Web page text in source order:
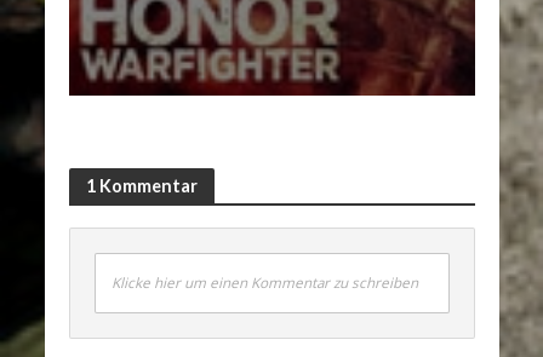
1 Kommentar
Klicke hier um einen Kommentar zu schreiben